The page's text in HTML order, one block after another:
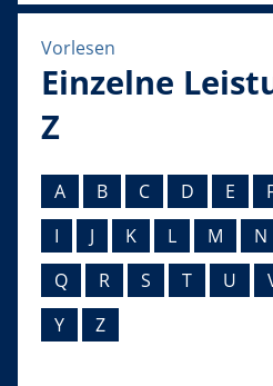
Vorlesen
Einzelne
Z
A B C D E
I
J K L M N
Q
R S T U
Y
Z